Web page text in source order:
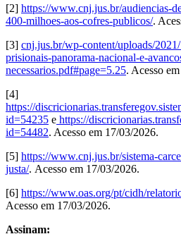
[2] https://www.cnj.jus.br/audiencias-
400-milhoes-aos-cofres-publicos/. A
[3] cnj.jus.br/wp-content/uploads/
prisionais-panorama-nacional-e-
necessarios.pdf#page=5.25. Acesso
[4]
https://
id=54235 e https://
id=54482. Acesso em 17/03/2026.
[5] https://www.cnj.jus.br/sistema-
justa/. Acesso em 17/03/2026.
[6] https://www.oas.org/pt/cidh/
Acesso em 17/03/2026.
Assinam: